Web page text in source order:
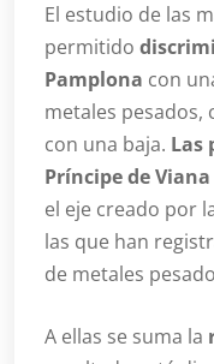
El estudio de las
permitido
Pamplona con
metales pesados,
con una baja. Las
Príncipe de
el eje creado por
las que han
de metales
A ellas se suma la